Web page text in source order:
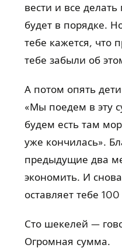
вести и все
будет в порядке.
тебе кажется, что
тебе забыли об
А потом опять
«Мы поедем в эту
будем есть там
уже кончилась».
предыдущие два
экономить. И
оставляет тебе
Сто шекелей —
Огромная сумма.